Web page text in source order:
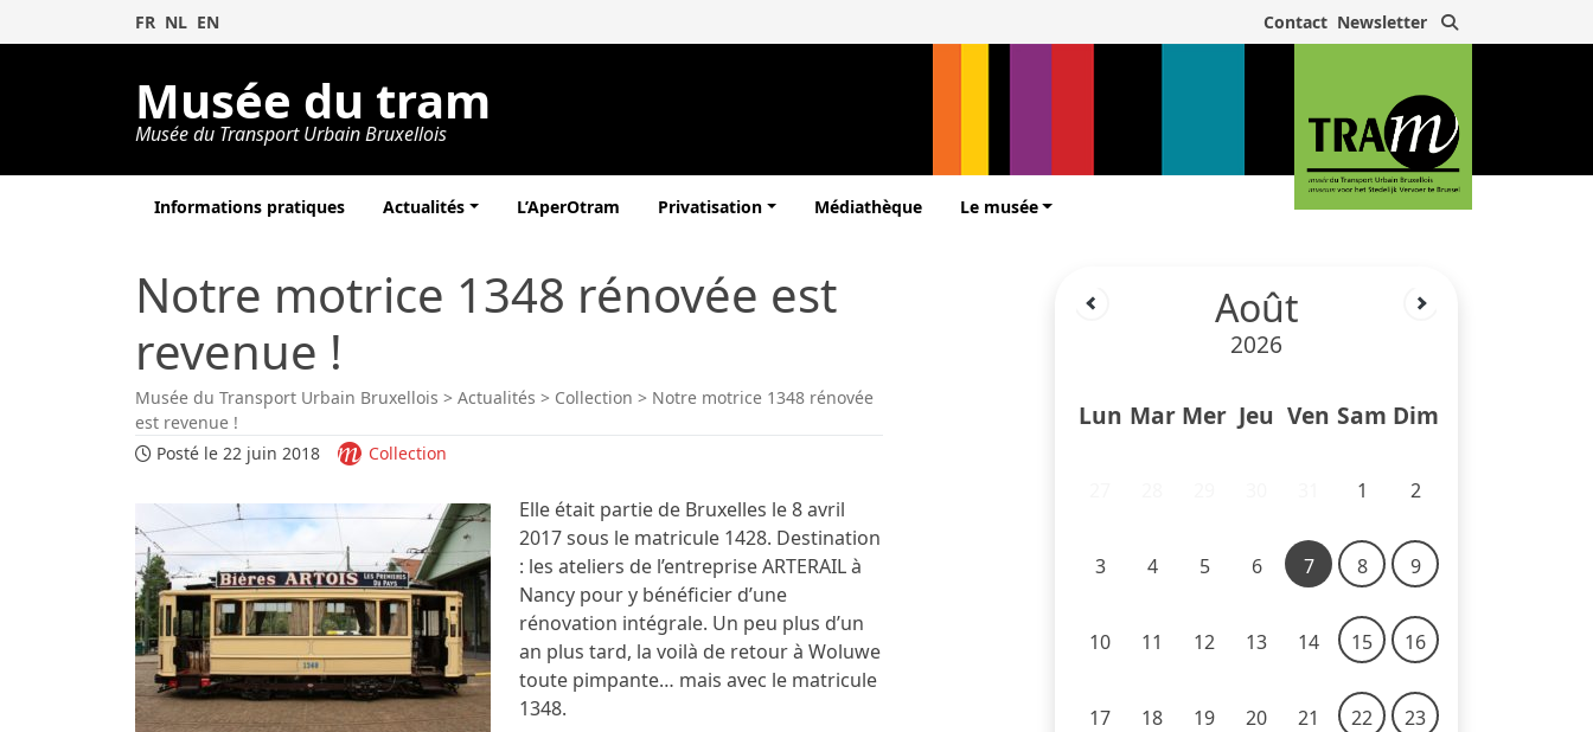
FR NL EN Contact Newsletter
Musée du tram
Musée du Transport Urbain Bruxellois
Informations pratiques Actualités L’AperOtram Privatisation Médiathèque Le musée
Notre motrice 1348 rénovée est
revenue !
Musée du Transport Urbain Bruxellois > Actualités > Collection > Notre motrice 1348 rénovée
est revenue !
Posté le 22 juin 2018
Collection
Elle était partie de Bruxelles le 8 avril
2017 sous le matricule 1428. Destination
: les ateliers de l’entreprise ARTERAIL à
Nancy pour y bénéficier d’une
rénovation intégrale. Un peu plus d’un
an plus tard, la voilà de retour à Woluwe
toute pimpante… mais avec le matricule
1348.
Août
2026
Lun Mar Mer Jeu Ven Sam Dim
1 2
3 4 5 6 7 8 9
10 11 12 13 14 15 16
17 18 19 20 21 22 23